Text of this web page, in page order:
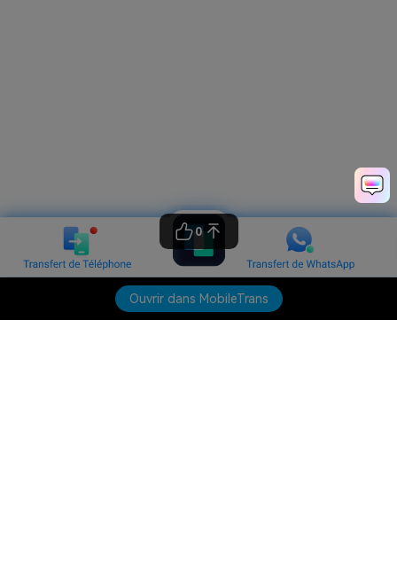
Ouvrir dans MobileTrans
0